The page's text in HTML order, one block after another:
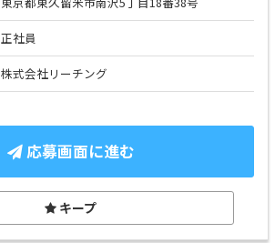
正社員
株式会社リーチング
応募画面に進む
キープ